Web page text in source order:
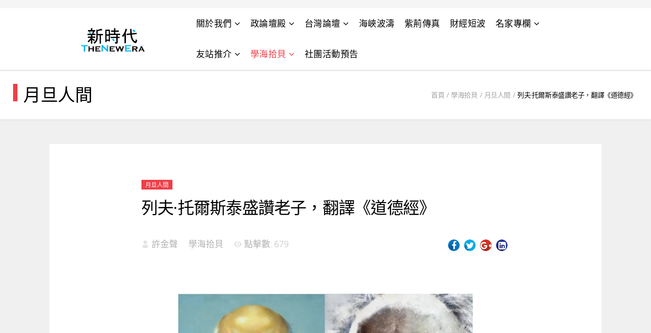
關於我們 政論壇殿 台灣論壇 海峽波濤 紫荊傳真 財經短波 名家專欄
友站推介 學海拾貝 社團活動預告
月旦人間 首頁 學海拾貝 月旦人間 列夫·托爾斯泰盛讚老子，翻譯《道德經》
月旦人間
列夫·托爾斯泰盛讚老子，翻譯《道德經》
許金聲 學海拾貝 點擊數: 679